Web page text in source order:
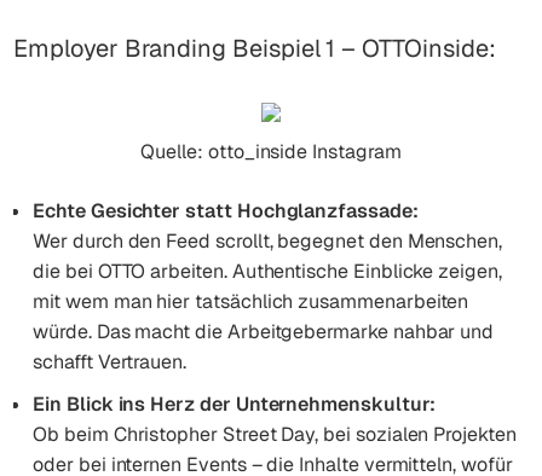
Employer Branding Beispiel 1 – OTTOinside:
Quelle: otto_inside Instagram
Echte Gesichter statt Hochglanzfassade:
Wer durch den Feed scrollt, begegnet den Menschen,
die bei OTTO arbeiten. Authentische Einblicke zeigen,
mit wem man hier tatsächlich zusammenarbeiten
würde. Das macht die Arbeitgebermarke nahbar und
schafft Vertrauen.
Ein Blick ins Herz der Unternehmenskultur:
Ob beim Christopher Street Day, bei sozialen Projekten
oder bei internen Events – die Inhalte vermitteln, wofür